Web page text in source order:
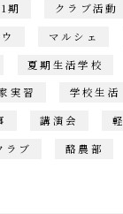
期 クラブ活動
マルシェ
夏期生活学校
実習
学校生活
講演会
ラブ 酪農部